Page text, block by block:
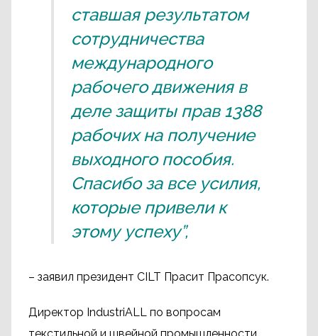
ставшая результатом
сотрудничества
международного
рабочего движения в
деле защиты прав 1388
рабочих на получение
выходного пособия.
Спасибо за все усилия,
которые привели к
этому успеху”,
– заявил президент CILT Прасит Прасопсук.
Директор IndustriALL по вопросам